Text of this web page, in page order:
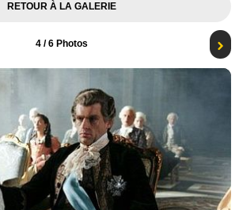
RETOUR À LA GALERIE
4 / 6 Photos